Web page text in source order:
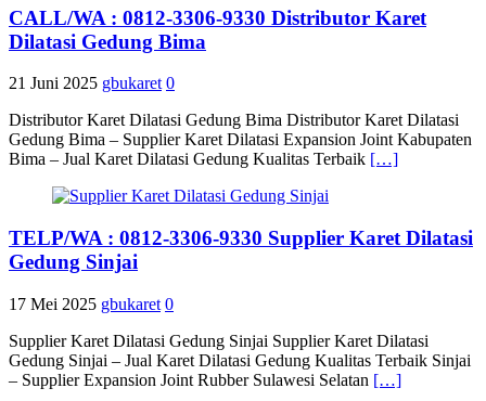
CALL/WA : 0812-3306-9330 Distributor Karet
Dilatasi Gedung Bima
21 Juni 2025 gbukaret 0
Distributor Karet Dilatasi Gedung Bima Distributor Karet Dilatasi
Gedung Bima – Supplier Karet Dilatasi Expansion Joint Kabupaten
Bima – Jual Karet Dilatasi Gedung Kualitas Terbaik […]
TELP/WA : 0812-3306-9330 Supplier Karet Dilatasi
Gedung Sinjai
17 Mei 2025 gbukaret 0
Supplier Karet Dilatasi Gedung Sinjai Supplier Karet Dilatasi
Gedung Sinjai – Jual Karet Dilatasi Gedung Kualitas Terbaik Sinjai
– Supplier Expansion Joint Rubber Sulawesi Selatan […]